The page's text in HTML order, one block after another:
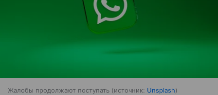
Жалобы продолжают поступать источник: Unsplash